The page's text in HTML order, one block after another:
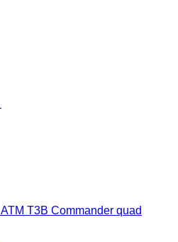
ATM T3B Commander quad